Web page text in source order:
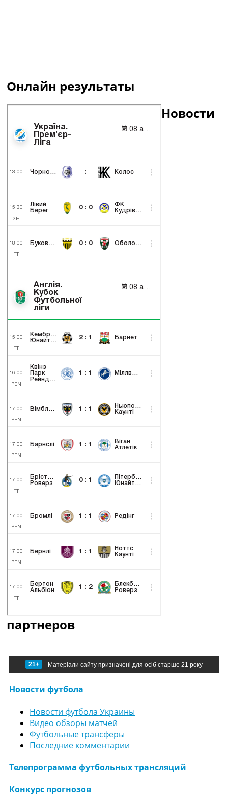
Онлайн результаты
Новости
партнеров
21+ Матеріали сайту призначені для осіб старше 21 року
Новости футбола
Новости футбола Украины
Видео обзоры матчей
Футбольные трансферы
Последние комментарии
Телепрограмма футбольных трансляций
Конкурс прогнозов